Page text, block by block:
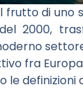
di
2000,
fra